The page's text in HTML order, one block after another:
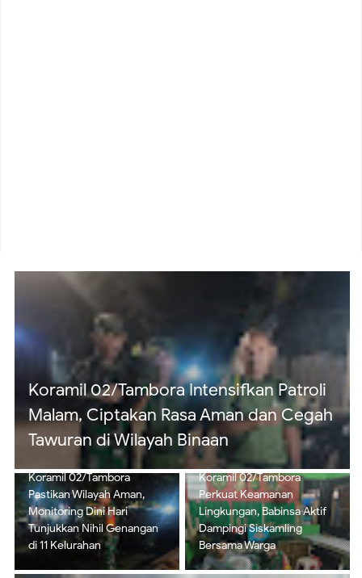
Koramil 02/Tambora Pastikan Wilayah
Aman, Monitoring Dini Hari Tunjukkan
Nihil Genangan di 11 Kelurahan
Koramil 02/Tambora
Perkuat Keamanan
Lingkungan, Babinsa Aktif
Dampingi Siskamling
Bersama Warga
Koramil 02/Tambora
Intensif Pantau Harga
Sembako, Pastikan Stok
Bahan Pokok Aman bagi
Masyarakat